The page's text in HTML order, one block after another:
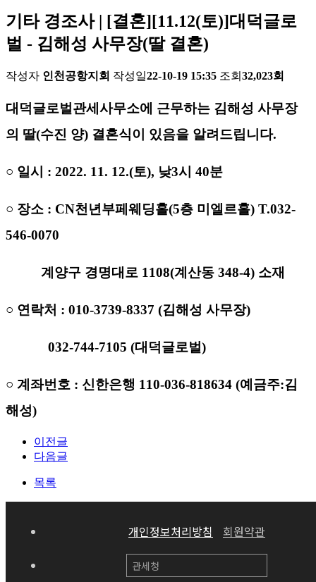
기타 경조사 | [결혼][11.12(토)]대덕글로
벌 - 김해성 사무장(딸 결혼)
작성자 인천공항지회 작성일22-10-19 15:35 조회 32,023회
대덕글로벌관세사무소에 근무하는 김해성 사무장
의 딸(수진 양) 결혼식이 있음을 알려드립니다.
○ 일시 : 2022. 11. 12.(토), 낮3시 40분
○ 장소 : CN천년부페웨딩홀(5층 미엘르홀) T.032-
546-0070
계양구 경명대로 1108(계산동 348-4) 소재
○ 연락처 : 010-3739-8337 (김해성 사무장)
032-744-7105 (대덕글로벌)
○ 계좌번호 : 신한은행 110-036-818634 (예금주:김
해성)
이전글
다음글
목록
개인정보처리방침 회원약관